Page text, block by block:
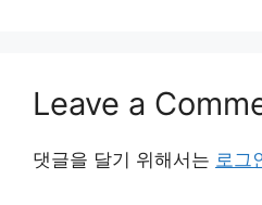
Leave a
댓글을 달기 위해서는 로그